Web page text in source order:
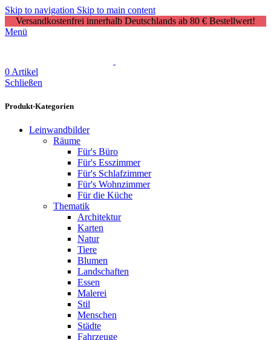
Skip to navigation Skip to main content
Versandkostenfrei innerhalb Deutschlands ab 80 € Bestellwert!
Menü
0 Artikel
Schließen
Produkt-Kategorien
Leinwandbilder
Räume
Für's Büro
Für's Esszimmer
Für's Schlafzimmer
Für's Wohnzimmer
Für die Küche
Thematik
Architektur
Karten
Natur
Tiere
Blumen
Landschaften
Essen
Malerei
Stil
Menschen
Städte
Fahrzeuge